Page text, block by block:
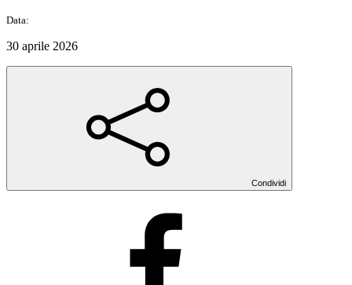
Data:
30 aprile 2026
Condividi